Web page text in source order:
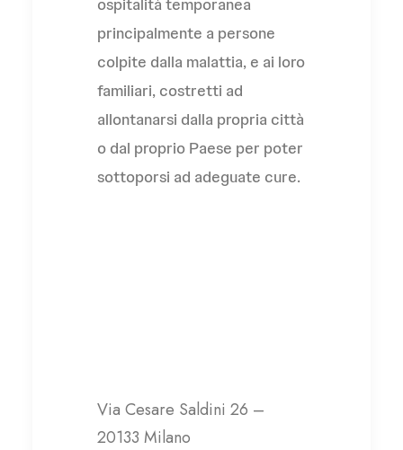
principalmente a persone
colpite dalla malattia, e ai loro
familiari, costretti ad
allontanarsi dalla propria città
o dal proprio Paese per poter
sottoporsi ad adeguate cure.
Via Cesare Saldini 26 –
20133 Milano